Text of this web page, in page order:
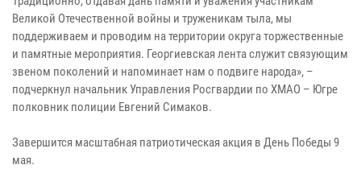
Великой Отечественной войны и труженикам тыла, мы
поддерживаем и проводим на территории округа торжественные
и памятные мероприятия. Георгиевская лента служит связующим
звеном поколений и напоминает нам о подвиге народа», –
подчеркнул начальник Управления Росгвардии по ХМАО – Югре
полковник полиции Евгений Симаков.
Завершится масштабная патриотическая акция в День Победы 9
мая.